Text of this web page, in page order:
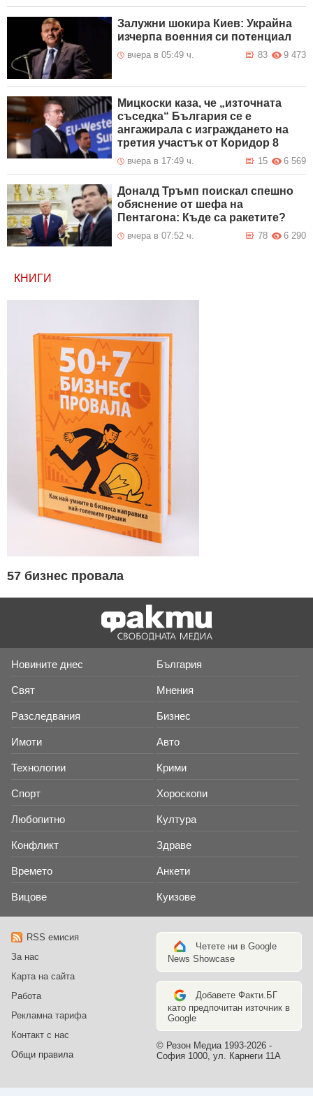
Залужни шокира Киев: Украйна
изчерпа военния си потенциал
вчера в 05:49 ч. 9 473
83
Мицкоски каза, че „източната
съседка“ България се е
ангажирала с изграждането на
третия участък от Коридор 8
вчера в 17:49 ч. 6 569
15
Доналд Тръмп поискал спешно
обяснение от шефа на
Пентагона: Къде са ракетите?
вчера в 07:52 ч. 6 290
78
КНИГИ
57 бизнес провала
Новините днес България
Свят Мнения
Разследвания Бизнес
Имоти Авто
Технологии Крими
Спорт Хороскопи
Любопитно Култура
Конфликт Здраве
Времето Анкети
Вицове Куизове
RSS емисия
За нас
Карта на сайта
Работа
Рекламна тарифа
Контакт с нас
Общи правила
Четете ни в Google
News Showcase
Добавете Факти.БГ
като предпочитан източник в
Google
© Резон Медиа 1993-2026 -
София 1000, ул. Карнеги 11А